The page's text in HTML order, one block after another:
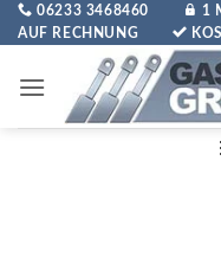
Zum
Inhalt
06233 3468460 1
AUF RECHNUNG